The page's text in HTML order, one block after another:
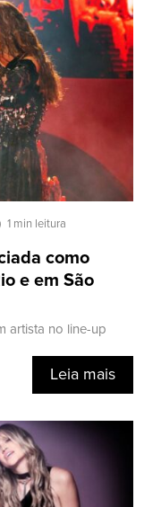
1 min leitura
como
e em São
artista no line-up
Leia mais